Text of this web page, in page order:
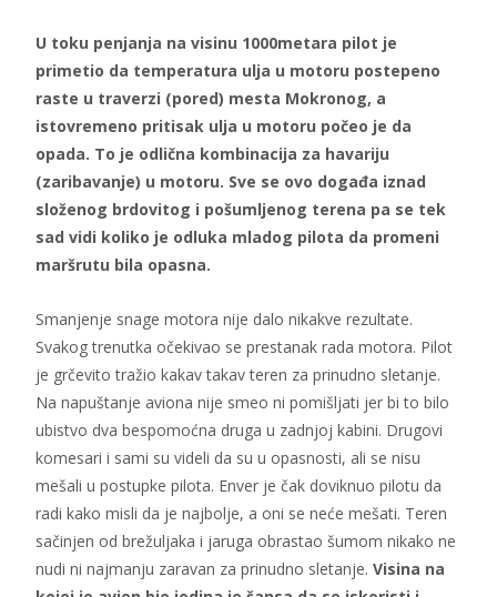
U toku penjanja na visinu 1000metara pilot je
primetio da temperatura ulja u motoru postepeno
raste u traverzi (pored) mesta Mokronog, a
istovremeno pritisak ulja u motoru počeo je da
opada. To je odlična kombinacija za havariju
(zaribavanje) u motoru. Sve se ovo događa iznad
složenog brdovitog i pošumljenog terena pa se tek
sad vidi koliko je odluka mladog pilota da promeni
maršrutu bila opasna.
Smanjenje snage motora nije dalo nikakve rezultate.
Svakog trenutka očekivao se prestanak rada motora. Pilot
je grčevito tražio kakav takav teren za prinudno sletanje.
Na napuštanje aviona nije smeo ni pomišljati jer bi to bilo
ubistvo dva bespomoćna druga u zadnjoj kabini. Drugovi
komesari i sami su videli da su u opasnosti, ali se nisu
mešali u postupke pilota. Enver je čak doviknuo pilotu da
radi kako misli da je najbolje, a oni se neće mešati. Teren
sačinjen od brežuljaka i jaruga obrastao šumom nikako ne
nudi ni najmanju zaravan za prinudno sletanje. Visina na